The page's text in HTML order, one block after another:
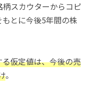
スカウターからコピ
とに今後5年間の株
仮定値は、今後の売
。